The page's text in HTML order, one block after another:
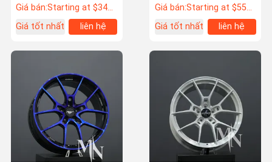
Nhà
Các Sản
Về Chúng Tôi Tham Quan
Giá bán:Starting at $553 US Dollars ea
Giá tốt nhất
liên hệ
Giá bán:Starting at $345 US Dollars ea
Giá tốt nhất
liên hệ